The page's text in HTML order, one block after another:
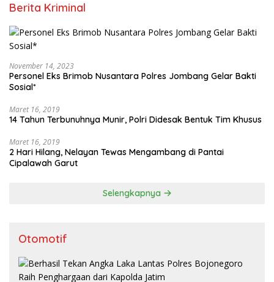
Berita Kriminal
November 14, 2023
Personel Eks Brimob Nusantara Polres Jombang Gelar Bakti
Sosial*
Maret 16, 2019
14 Tahun Terbunuhnya Munir, Polri Didesak Bentuk Tim Khusus
Maret 16, 2019
2 Hari Hilang, Nelayan Tewas Mengambang di Pantai
Cipalawah Garut
Selengkapnya
Otomotif